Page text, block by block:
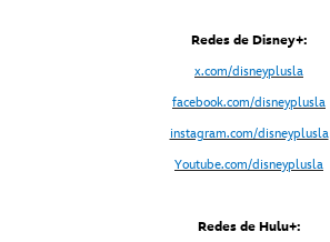
Redes de Disney+:
x.com/disneyplusla
facebook.com/disneyplusla
instagram.com/disneyplusla
Youtube.com/disneyplusla
Redes de Hulu+: